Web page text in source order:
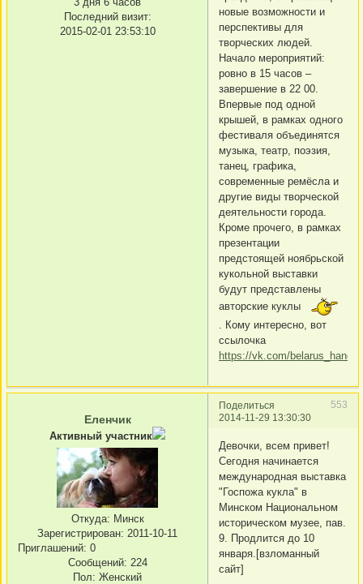
Последний визит:
2015-02-01 23:53:10
новые возможности и
перспективы для
творческих людей.
Начало мероприятий:
ровно в 15 часов –
завершение в 22 00.
Впервые под одной
крышей, в рамках одного
фестиваля объединятся
музыка, театр, поэзия,
танец, графика,
современные ремёсла и
другие виды творческой
деятельности города.
Кроме прочего, в рамках
презентации
предстоящей ноябрьской
кукольной выставки
будут представлены
авторские куклы
. Кому интересно, вот
ссылочка
https://vk.com/
Поделиться
553
2014-11-29 13:30:30
Еленчик
Активный участник
Откуда: Минск
Зарегистрирован: 2011-10-11
Приглашений: 0
Сообщений: 224
Пол: Женский
Девочки, всем привет!
Сегодня начинается
международная выставка
"Госпожа кукла" в
Минском Национальном
историческом музее, пав.
9. Продлится до 10
января.[взломанный
сайт]